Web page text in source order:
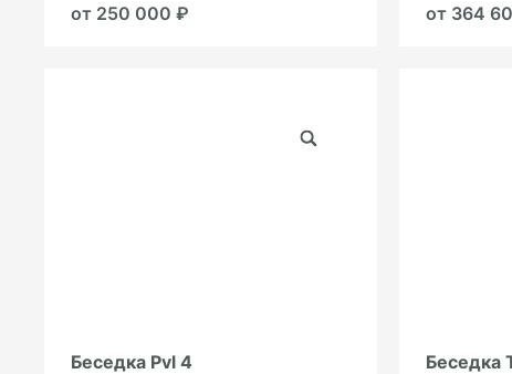
от 250 000 ₽ от 364
Беседка Pvl 4 Беседка